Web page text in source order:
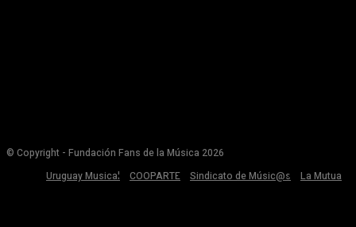
© Copyright - Fundación Fans de la Música 2026
Uruguay Musical
COOPARTE Sindicato de Músic@s La Mutua